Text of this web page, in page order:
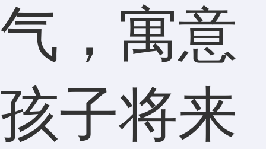
气，寓意
孩子将来